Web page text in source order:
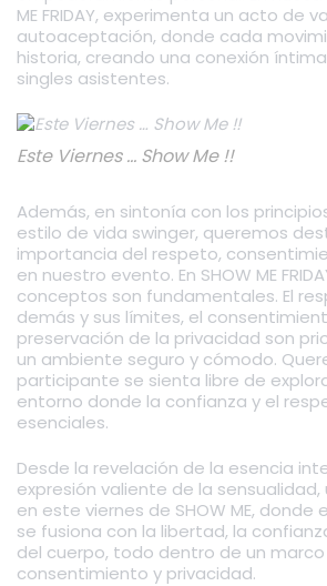
ME FRIDAY, experimenta un acto de
autoaceptación, donde cada
historia, creando una conexión
singles asistentes.
Este Viernes … Show Me !!
Además, en sintonía con los
estilo de vida swinger, queremos
importancia del respeto,
en nuestro evento. En SHOW ME
conceptos son fundamentales. El
demás y sus límites, el
preservación de la privacidad son
un ambiente seguro y cómodo.
participante se sienta libre de
entorno donde la confianza y el
esenciales.
Desde la revelación de la esencia
expresión valiente de la
en este viernes de SHOW ME,
se fusiona con la libertad, la
del cuerpo, todo dentro de un
consentimiento y privacidad.